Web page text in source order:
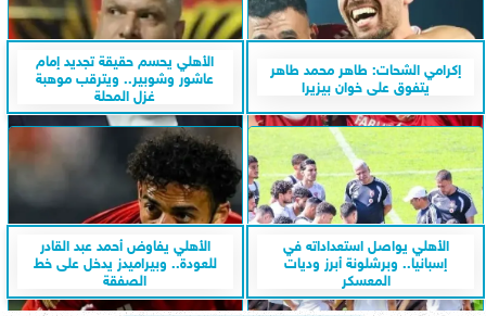
إكرامي الشحات: طاهر محمد طاهر
يتفوق على خوان بيزيرا
الأهلي يحسم حقيقة تجديد إمام
عاشور وشوبير.. ويترقب موهبة
غزل المحلة
الأهلي يواصل استعداداته في
إسبانيا.. وبرشلونة أبرز وديات
المعسكر
الأهلي يفاوض أحمد عبد القادر
للعودة.. وبيراميدز يدخل على خط
الصفقة